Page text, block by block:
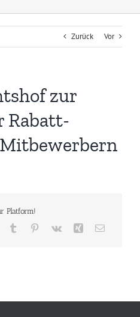
Zurück Vor
zur
Rabatt-
Platform!
WhatsApp
Tumblr Pinterest
Vk Xing E-